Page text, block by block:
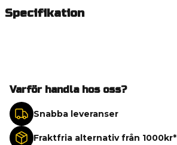
Specifikation
Varför handla hos oss?
Snabba leveranser
Fraktfria alternativ från 1000kr*